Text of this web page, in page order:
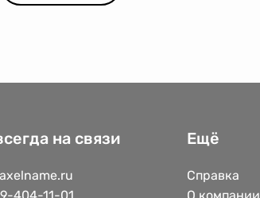
на связи Ещё
Справка